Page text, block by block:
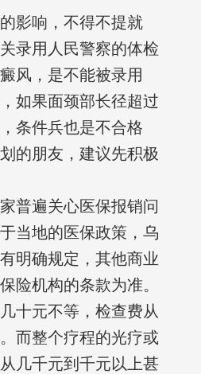
影响，不得不提就
录用人民警察的体检
风，是不能被录用
如果面颈部长径超过
条件兵也是不合格
的朋友，建议先积极
普遍关心医保报销问
当地的医保政策，乌
明确规定，其他商业
险机构的条款为准。
十元不等，检查费从
而整个疗程的光疗或
几千元到千元以上甚